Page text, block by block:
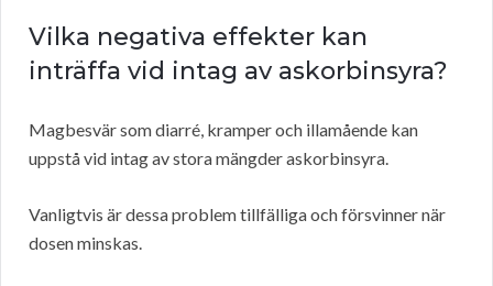
Vilka negativa effekter kan
inträffa vid intag av askorbinsyra?
Magbesvär som diarré, kramper och illamående kan
uppstå vid intag av stora mängder askorbinsyra.
Vanligtvis är dessa problem tillfälliga och försvinner när
dosen minskas.